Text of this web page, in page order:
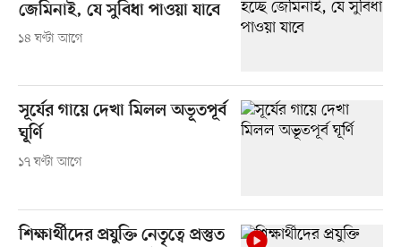
জেমিনাই, যে সুবিধা পাওয়া যাবে
১৪ ঘণ্টা আগে
সূর্যের গায়ে দেখা মিলল অভূতপূর্ব
ঘূর্ণি
১৭ ঘণ্টা আগে
শিক্ষার্থীদের প্রযুক্তি নেতৃত্বে প্রস্তুত